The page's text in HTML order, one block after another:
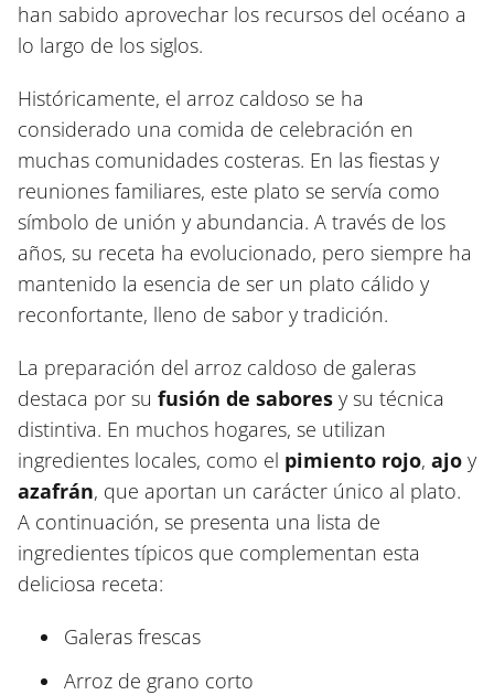
han sabido aprovechar los recursos del océano a
lo largo de los siglos.
Históricamente, el arroz caldoso se ha
considerado una comida de celebración en
muchas comunidades costeras. En las fiestas y
reuniones familiares, este plato se servía como
símbolo de unión y abundancia. A través de los
años, su receta ha evolucionado, pero siempre ha
mantenido la esencia de ser un plato cálido y
reconfortante, lleno de sabor y tradición.
La preparación del arroz caldoso de galeras
destaca por su fusión de sabores y su técnica
distintiva. En muchos hogares, se utilizan
ingredientes locales, como el pimiento rojo, ajo y
azafrán, que aportan un carácter único al plato.
A continuación, se presenta una lista de
ingredientes típicos que complementan esta
deliciosa receta:
Galeras frescas
Arroz de grano corto